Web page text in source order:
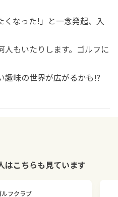
くなった!」と一念発起、入
人もいたりします。ゴルフに
趣味の世界が広がるかも!?
はこちらも見ています
ルフクラブ